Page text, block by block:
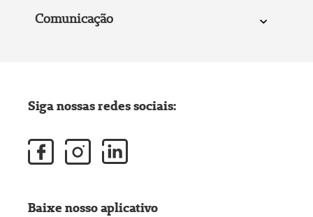
Comunicação
Siga nossas redes sociais:
Baixe nosso aplicativo